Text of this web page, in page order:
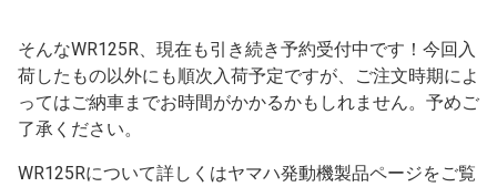
そんなWR125R、現在も引き続き予約受付中です！今回入
荷したもの以外にも順次入荷予定ですが、ご注文時期によ
ってはご納車までお時間がかかるかもしれません。予めご
了承ください。
WR125Rについて詳しくはヤマハ発動機製品ページをご覧